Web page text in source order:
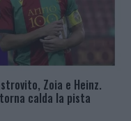
Zoia e Heinz.
calda la pista